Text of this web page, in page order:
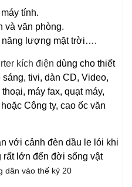
tính.
và văn phòng.
năng lượng mặt trời….
kích điện dùng cho thiết
tivi, dàn CD, Video,
máy fax, quạt máy,
Công ty, cao ốc văn
với cảnh đèn dầu le lói khi
rất lớn đến đời sống vật
dân vào thế kỷ 20